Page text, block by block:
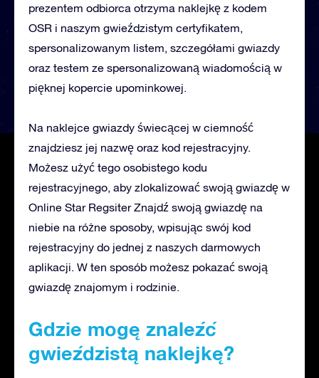
prezentem odbiorca otrzyma naklejkę z kodem
OSR i naszym gwieździstym certyfikatem,
spersonalizowanym listem, szczegółami gwiazdy
oraz testem ze spersonalizowaną wiadomością w
pięknej kopercie upominkowej.
Na naklejce gwiazdy świecącej w ciemność
znajdziesz jej nazwę oraz kod rejestracyjny.
Możesz użyć tego osobistego kodu
rejestracyjnego, aby zlokalizować swoją gwiazdę w
Online Star Regsiter Znajdź swoją gwiazdę na
niebie na różne sposoby, wpisując swój kod
rejestracyjny do jednej z naszych darmowych
aplikacji. W ten sposób możesz pokazać swoją
gwiazdę znajomym i rodzinie.
Gdzie mogę znaleźć
gwieździstą naklejkę?